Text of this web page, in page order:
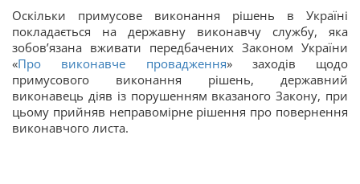
Оскільки примусове виконання рішень в Україні
покладається на державну виконавчу службу, яка
зобов’язана вживати передбачених Законом України
«Про виконавче провадження» заходів щодо
примусового виконання рішень, державний
виконавець діяв із порушенням вказаного Закону, при
цьому прийняв неправомірне рішення про повернення
виконавчого листа.